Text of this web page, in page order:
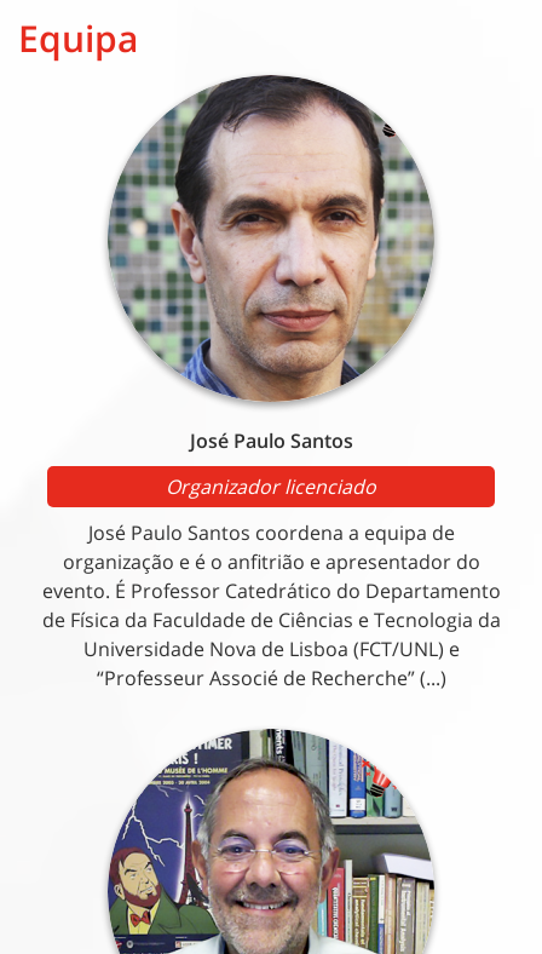
Equipa
José Paulo Santos
Organizador licenciado
José Paulo Santos coordena a equipa de
organização e é o anfitrião e apresentador do
evento. É Professor Catedrático do Departamento
de Física da Faculdade de Ciências e Tecnologia da
Universidade Nova de Lisboa (FCT/UNL) e
“Professeur Associé de Recherche” (...)